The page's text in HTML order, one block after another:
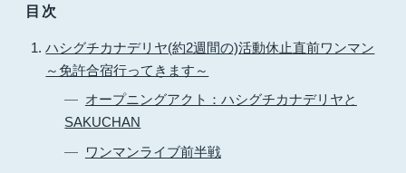
目次
ハシグチカナデリヤ(約2週間の)活動休止直前ワンマン
～免許合宿行ってきます～
オープニングアクト：ハシグチカナデリヤと
SAKUCHAN
ワンマンライブ前半戦